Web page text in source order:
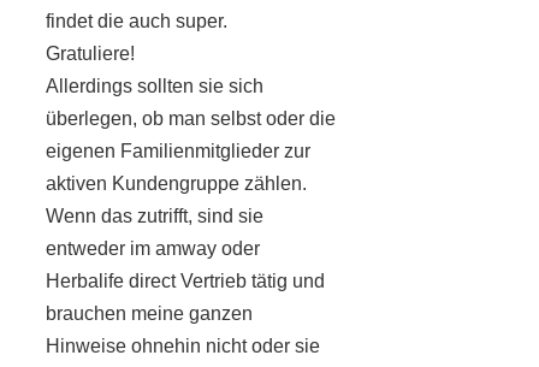
findet die auch super.
Gratuliere!
Allerdings sollten sie sich
überlegen, ob man selbst oder die
eigenen Familienmitglieder zur
aktiven Kundengruppe zählen.
Wenn das zutrifft, sind sie
entweder im amway oder
Herbalife direct Vertrieb tätig und
brauchen meine ganzen
Hinweise ohnehin nicht oder sie